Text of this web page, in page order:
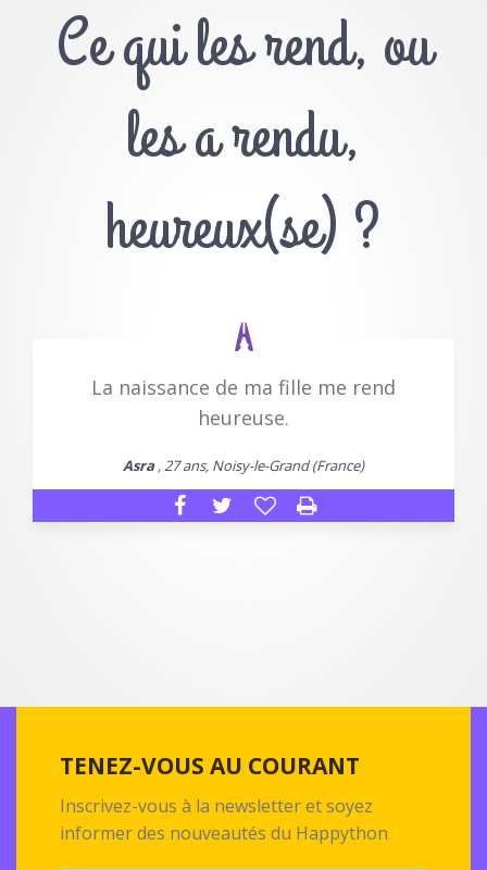
Ce qui les rend, ou
les a rendu,
heureux(se) ?
La naissance de ma fille me rend
heureuse.
Asra , 27 ans, Noisy-le-Grand (France)
TENEZ-VOUS AU COURANT
Inscrivez-vous à la newsletter et soyez
informer des nouveautés du Happython